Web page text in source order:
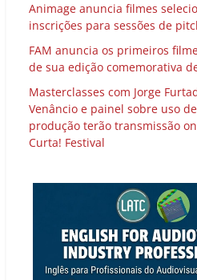
Animage anuncia filmes
inscrições para sessões de
FAM anuncia os primeiros
de sua edição comemorativa
Masterclasses com Jorge
Venâncio e painel sobre uso
produção terão transmissão
Curta! Festival